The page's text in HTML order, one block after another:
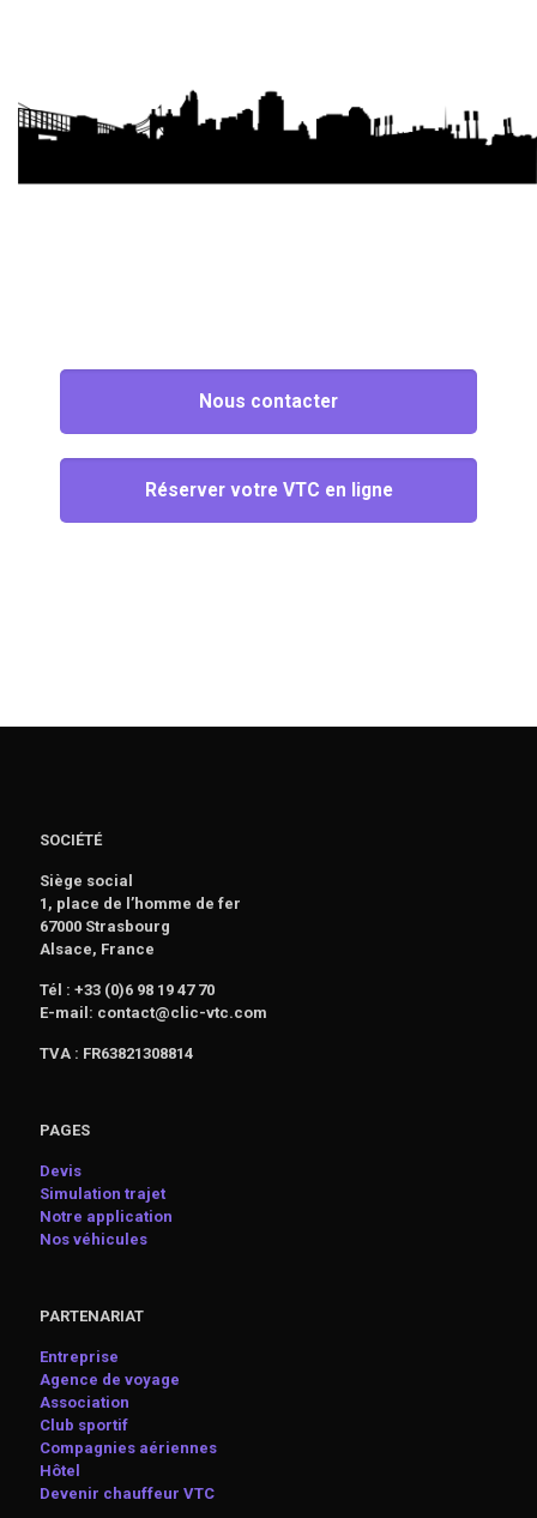
Nous contacter
Réserver votre VTC en ligne
SOCIÉTÉ
Siège social
1, place de l’homme de fer
67000 Strasbourg
Alsace, France
Tél : +33 (0)6 98 19 47 70
E-mail: contact@clic-vtc.com
TVA : FR63821308814
PAGES
Devis
Simulation trajet
Notre application
Nos véhicules
PARTENARIAT
Entreprise
Agence de voyage
Association
Club sportif
Compagnies aériennes
Hôtel
Devenir chauffeur VTC